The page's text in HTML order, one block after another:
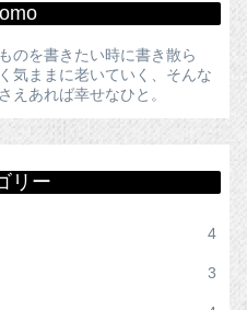
のを書きたい時に書き散ら
気ままに老いていく、そんな
えあれば幸せなひと。
リー
4
3